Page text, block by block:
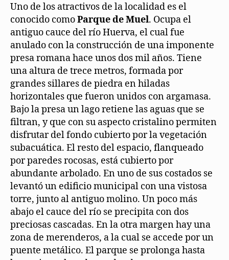
Uno de los atractivos de la localidad es el
conocido comoParque de Muel. Ocupa el
antiguo cauce del río Huerva, el cual fue
anulado con la construcción de una imponente
presa romana hace unos dos mil años. Tiene
una altura de trece metros, formada por
grandes sillares de piedra en hiladas
horizontales que fueron unidos con argamasa.
Bajo la presa un lago retiene las aguas que se
filtran, y que con su aspecto cristalino permiten
disfrutar del fondo cubierto por la vegetación
subacuática. El resto del espacio, flanqueado
por paredes rocosas, está cubierto por
abundante arbolado. En uno de sus costados se
levantó un edificio municipal con una vistosa
torre, junto al antiguo molino. Un poco más
abajo el cauce del río se precipita con dos
preciosas cascadas. En la otra margen hay una
zona de merenderos, a la cual se accede por un
puente metálico. El parque se prolonga hasta